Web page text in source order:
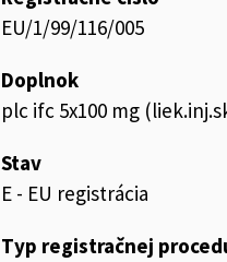
EU/1/99/116/005
Doplnok
plc ifc 5x100 mg
Stav
E - EU registrácia
Typ registračnej